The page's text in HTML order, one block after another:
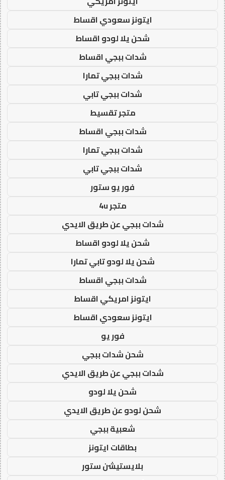
ايتونز سعودي اقساط
شحن يلا لودو اقساط
شدات ببجي اقساط
شدات ببجي تمارا
شدات ببجي تابي
متجر تقسيط
شدات ببجي اقساط
شدات ببجي تمارا
شدات ببجي تابي
فور يو ستور
متجر 4u
شدات ببجي عن طريق الايدي
شحن يلا لودو اقساط
شحن يلا لودو تابي تمارا
شدات ببجي اقساط
ايتونز امريكي اقساط
ايتونز سعودي اقساط
فور يو
شحن شدات ببجي
شدات ببجي عن طريق الايدي
شحن يلا لودو
شحن لودو عن طريق الايدي
شعبية ببجي
بطاقات ايتونز
بلايستيشن ستور